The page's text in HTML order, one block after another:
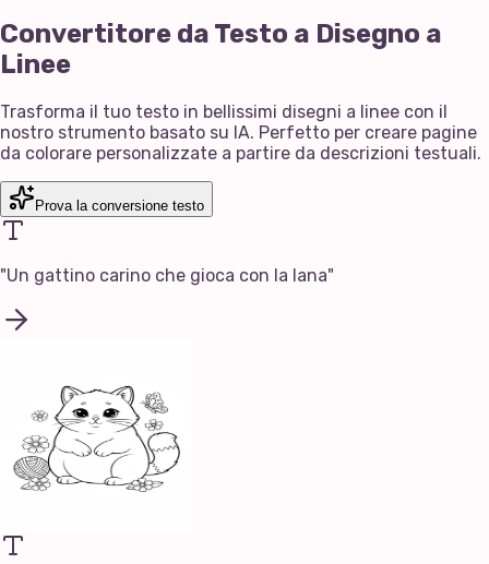
Convertitore da Testo a Disegno a
Linee
Trasforma il tuo testo in bellissimi disegni a linee con il
nostro strumento basato su IA. Perfetto per creare pagine
da colorare personalizzate a partire da descrizioni testuali.
Prova la conversione testo
"Un gattino carino che gioca con la lana"